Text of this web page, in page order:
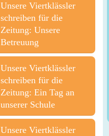
Unsere Viertklässler
schreiben für die
Zeitung: Unsere
Betreuung
Unsere Viertklässler
schreiben für die
Zeitung: Ein Tag an
unserer Schule
Unsere Viertklässler